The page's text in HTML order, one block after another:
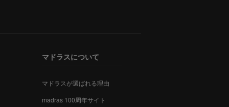
マドラスについて
マドラスが選ばれる理由
madras 100周年サイト